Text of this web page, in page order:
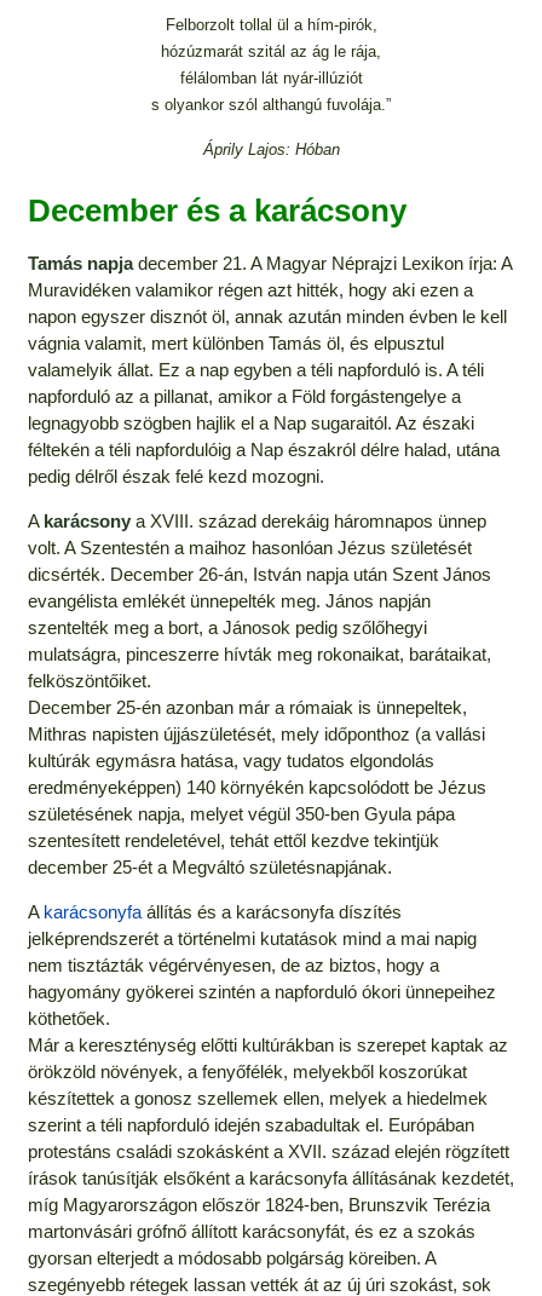
Felborzolt tollal ül a hím-pirók,
hózúzmarát szitál az ág le rája,
félálomban lát nyár-illúziót
s olyankor szól althangú fuvolája.”
Áprily Lajos: Hóban
December és a karácsony
Tamás napjadecember 21. A Magyar Néprajzi Lexikon írja: A
Muravidéken valamikor régen azt hitték, hogy aki ezen a
napon egyszer disznót öl, annak azután minden évben le kell
vágnia valamit, mert különben Tamás öl, és elpusztul
valamelyik állat. Ez a nap egyben a téli napforduló is. A téli
napforduló az a pillanat, amikor a Föld forgástengelye a
legnagyobb szögben hajlik el a Nap sugaraitól. Az északi
féltekén a téli napfordulóig a Nap északról délre halad, utána
pedig délről észak felé kezd mozogni.
A karácsonya XVIII. század derekáig háromnapos ünnep
volt. A Szentestén a maihoz hasonlóan Jézus születését
dicsérték. December 26-án, István napja után Szent János
evangélista emlékét ünnepelték meg. János napján
szentelték meg a bort, a Jánosok pedig szőlőhegyi
mulatságra, pinceszerre hívták meg rokonaikat, barátaikat,
felköszöntőiket.
December 25-én azonban már a rómaiak is ünnepeltek,
Mithras napisten újjászületését, mely időponthoz (a vallási
kultúrák egymásra hatása, vagy tudatos elgondolás
eredményeképpen) 140 környékén kapcsolódott be Jézus
születésének napja, melyet végül 350-ben Gyula pápa
szentesített rendeletével, tehát ettől kezdve tekintjük
december 25-ét a Megváltó születésnapjának.
A karácsonyfaállítás és a karácsonyfa díszítés
jelképrendszerét a történelmi kutatások mind a mai napig
nem tisztázták végérvényesen, de az biztos, hogy a
hagyomány gyökerei szintén a napforduló ókori ünnepeihez
köthetőek.
Már a kereszténység előtti kultúrákban is szerepet kaptak az
örökzöld növények, a fenyőfélék, melyekből koszorúkat
készítettek a gonosz szellemek ellen, melyek a hiedelmek
szerint a téli napforduló idején szabadultak el. Európában
protestáns családi szokásként a XVII. század elején rögzített
írások tanúsítják elsőként a karácsonyfa állításának kezdetét,
míg Magyarországon először 1824-ben, Brunszvik Terézia
martonvásári grófnő állított karácsonyfát, és ez a szokás
gyorsan elterjedt a módosabb polgárság köreiben. A
szegényebb rétegek lassan vették át az új úri szokást, sok